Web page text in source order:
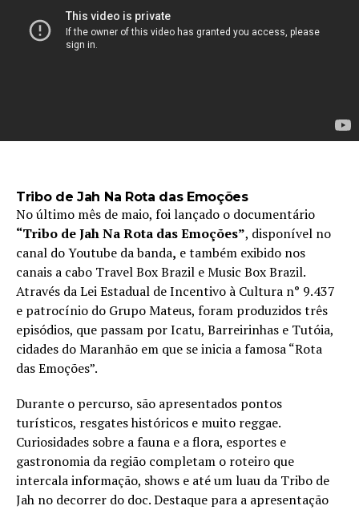
Tribo de Jah Na Rota das Emoções
No último mês de maio, foi lançado o documentário
“Tribo de Jah Na Rota das Emoções”, disponível no
canal do Youtube da banda, e também exibido nos
canais a cabo Travel Box Brazil e Music Box Brazil.
Através da Lei Estadual de Incentivo à Cultura n° 9.437
e patrocínio do Grupo Mateus, foram produzidos três
episódios, que passam por Icatu, Barreirinhas e Tutóia,
cidades do Maranhão em que se inicia a famosa “Rota
das Emoções”.
Durante o percurso, são apresentados pontos
turísticos, resgates históricos e muito reggae.
Curiosidades sobre a fauna e a flora, esportes e
gastronomia da região completam o roteiro que
intercala informação, shows e até um luau da Tribo de
Jah no decorrer do doc. Destaque para a apresentação